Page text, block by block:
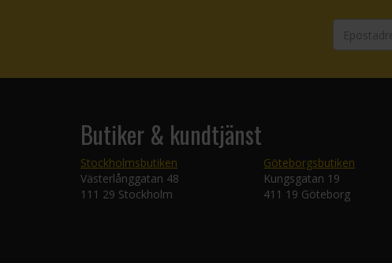
Butiker & kundtjänst
Stockholmsbutiken
Västerlånggatan 48
111 29 Stockholm
Göteborgsbutiken
Kungsgatan 19
411 19 Göteborg